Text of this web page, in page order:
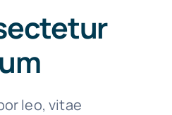
leo, vitae